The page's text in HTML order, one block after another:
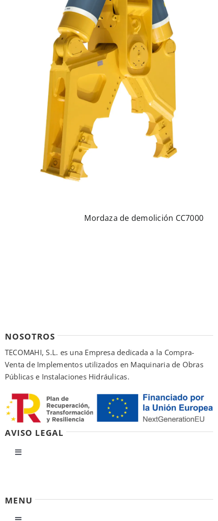
Mordaza de demolición CC7000
NOSOTROS
TECOMAHI, S.L. es una Empresa dedicada a la Compra-
Venta de Implementos utilizados en Maquinaria de Obras
Públicas e Instalaciones Hidráulicas.
AVISO LEGAL
Toggle
MENU